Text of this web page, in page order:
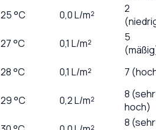
25°C 0,0L/m²
2
27°C 0,1 L/m²
5
28°C 0,1 L/m²
7
29°C 0,2L/m²
8 (sehr
hoch)
8 (sehr